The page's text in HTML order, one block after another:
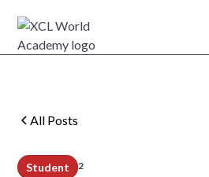
All Posts
Student 2